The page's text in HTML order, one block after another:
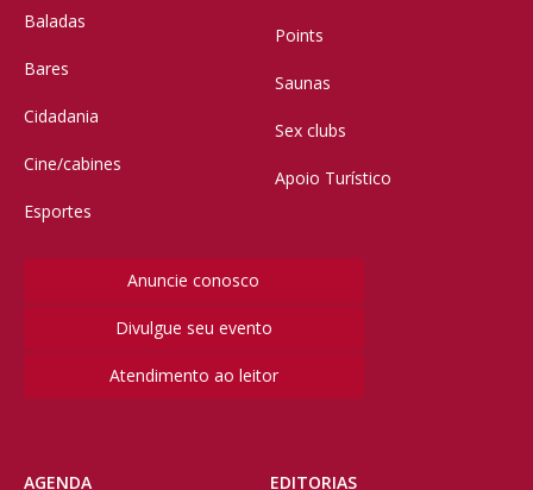
Baladas
Bares
Cidadania
Cine/cabines
Esportes
Points
Saunas
Sex clubs
Apoio Turístico
Anuncie conosco
Divulgue seu evento
Atendimento ao leitor
AGENDA EDITORIAS